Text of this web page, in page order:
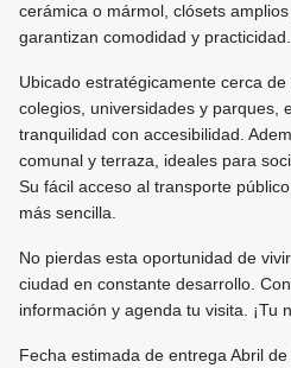
cerámica o mármol, clósets
garantizan comodidad y practicidad.
Ubicado estratégicamente cerca de
colegios, universidades y parques,
tranquilidad con accesibilidad.
comunal y terraza, ideales para
Su fácil acceso al transporte
más sencilla.
No pierdas esta oportunidad de
ciudad en constante desarrollo.
información y agenda tu visita. ¡Tu
Fecha estimada de entrega Abril de